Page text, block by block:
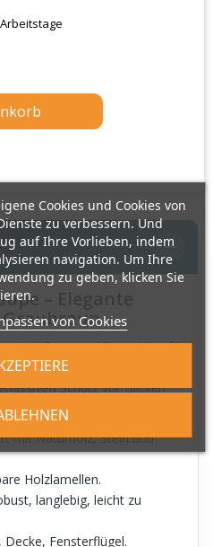
– Elegante
Graubraun
Grau- und Brauntöne für
Look. Das Holzrollo steuert
Schutz vor Blicken
mit Naturholz, Stein und
Holzlamellen.
langlebig, leicht zu
Decke, Fensterflügel.
Cookies und Cookies von
zu verbessern. Und
auf Ihre Vorlieben, indem
navigation. Um Ihre
zu geben, klicken Sie
von Cookies